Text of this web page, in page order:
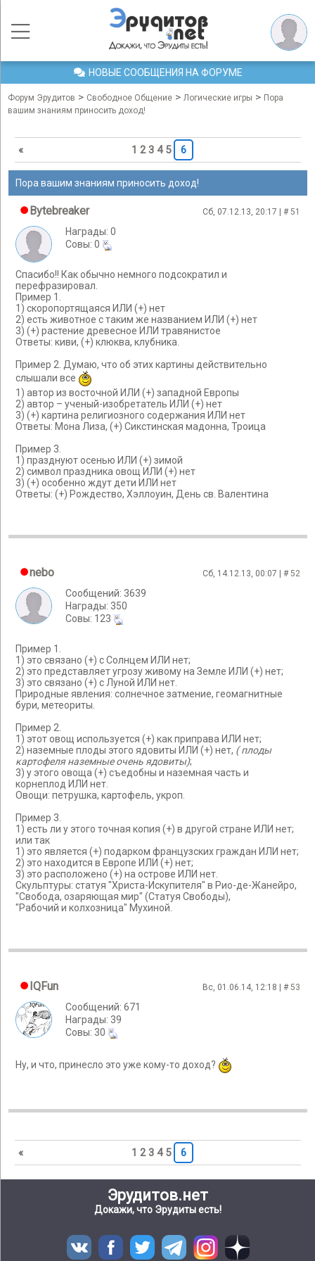
НОВЫЕ СООБЩЕНИЯ НА ФОРУМЕ
Форум Эрудитов > Свободное Общение > Логические игры > Пора
вашим знаниям приносить доход!
« 1 2 3 4 5 6
Пора вашим знаниям приносить доход!
Bytebreaker Сб, 07.12.13, 20:17 | #51
Награды: 0
Cовы: 0
Спасибо!! Как обычно немного подсократил и
перефразировал.
Пример 1.
1) скоропортящаяся ИЛИ (+) нет
2) есть животное с таким же названием ИЛИ (+) нет
3) (+) растение древесное ИЛИ травянистое
Ответы: киви, (+) клюква, клубника.
Пример 2. Думаю, что об этих картины действительно
слышали все
1) автор из восточной ИЛИ (+) западной Европы
2) автор – ученый-изобретатель ИЛИ (+) нет
3) (+) картина религиозного содержания ИЛИ нет
Ответы: Мона Лиза, (+) Сикстинская мадонна, Троица
Пример 3.
1) празднуют осенью ИЛИ (+) зимой
2) символ праздника овощ ИЛИ (+) нет
3) (+) особенно ждут дети ИЛИ нет
Ответы: (+) Рождество, Хэллоуин, День св. Валентина
nebo Сб, 14.12.13, 00:07 | #52
Сообщений: 3639
Награды: 350
Cовы: 123
Пример 1.
1) это связано (+) с Солнцем ИЛИ нет;
2) это представляет угрозу живому на Земле ИЛИ (+) нет;
3) это связано (+) с Луной ИЛИ нет.
Природные явления: солнечное затмение, геомагнитные
бури, метеориты.
Пример 2.
1) этот овощ используется (+) как приправа ИЛИ нет;
2) наземные плоды этого ядовиты ИЛИ (+) нет, ( плоды
картофеля наземные очень ядовиты);
3) у этого овоща (+) съедобны и наземная часть и
корнеплод ИЛИ нет.
Овощи: петрушка, картофель, укроп.
Пример 3.
1) есть ли у этого точная копия (+) в другой стране ИЛИ нет;
или так
1) это является (+) подарком французских граждан ИЛИ нет;
2) это находится в Европе ИЛИ (+) нет;
3) это расположено (+) на острове ИЛИ нет.
Скульптуры: статуя "Христа-Искупителя" в Рио-де-Жанейро,
"Свобода, озаряющая мир" (Статуя Свободы),
"Рабочий и колхозница" Мухиной.
IQFun Вс, 01.06.14, 12:18 | #53
Сообщений: 671
Награды: 39
Cовы: 30
Ну, и что, принесло это уже кому-то доход?
« 1 2 3 4 5 6
Эрудитов.нет
Докажи, что Эрудиты есть!